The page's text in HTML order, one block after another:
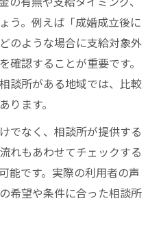
う。例えば「成婚成立後に
のような場合に支給対象外
確認することが重要です。
談所がある地域では、比較
ります。
でなく、相談所が提供する
れもあわせてチェックする
能です。実際の利用者の声
希望や条件に合った相談所